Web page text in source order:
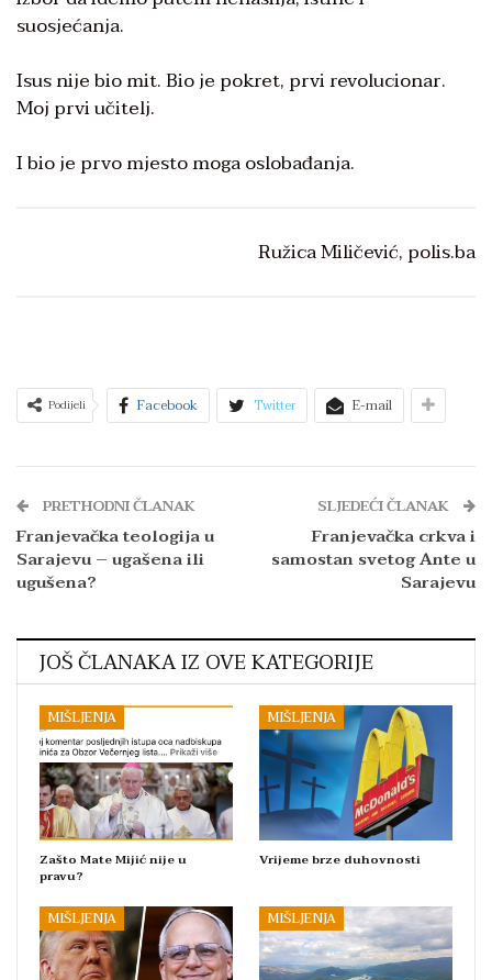
suosjećanja.
Isus nije bio mit. Bio je pokret, prvi revolucionar.
Moj prvi učitelj.
I bio je prvo mjesto moga oslobađanja.
Ružica Miličević, polis.ba
Podijeli Facebook Twitter E-mail
PRETHODNI ČLANAK
Franjevačka teologija u
Sarajevu – ugašena ili
ugušena?
SLJEDEĆI ČLANAK
Franjevačka crkva i
samostan svetog Ante u
Sarajevu
JOŠ ČLANAKA IZ OVE KATEGORIJE
MIŠLJENJA
Zašto Mate Mijić nije u
pravu?
MIŠLJENJA
Vrijeme brze duhovnosti
MIŠLJENJA MIŠLJENJA